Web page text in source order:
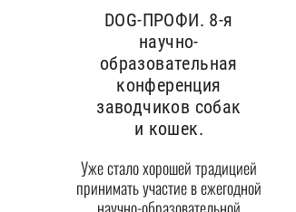
DOG-ПРОФИ. 8-я
научно-
образовательная
конференция
заводчиков собак
и кошек.
Уже стало хорошей традицией
принимать участие в ежегодной
научно-образовательной